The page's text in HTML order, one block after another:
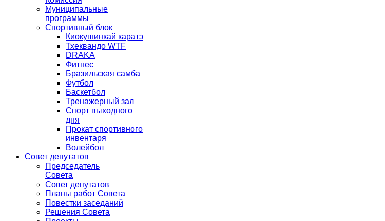
Муниципальные
программы
Спортивный блок
Киокушинкай каратэ
Тхеквандо WTF
DRAKA
Фитнес
Бразильская самба
Футбол
Баскетбол
Тренажерный зал
Спорт выходного
дня
Прокат спортивного
инвентаря
Волейбол
Совет депутатов
Председатель
Совета
Совет депутатов
Планы работ Совета
Повестки заседаний
Решения Совета